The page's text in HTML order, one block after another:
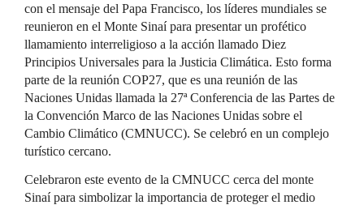
con el mensaje del Papa Francisco, los líderes mundiales se
reunieron en el Monte Sinaí para presentar un profético
llamamiento interreligioso a la acción llamado Diez
Principios Universales para la Justicia Climática. Esto forma
parte de la reunión COP27, que es una reunión de las
Naciones Unidas llamada la 27ª Conferencia de las Partes de
la Convención Marco de las Naciones Unidas sobre el
Cambio Climático (CMNUCC). Se celebró en un complejo
turístico cercano.
Celebraron este evento de la CMNUCC cerca del monte
Sinaí para simbolizar la importancia de proteger el medio